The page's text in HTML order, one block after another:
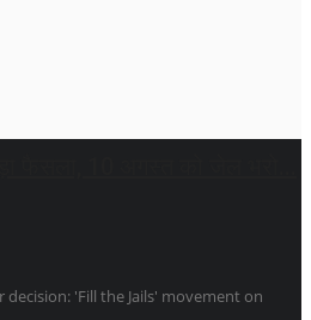
'Fill the Jails' movement on